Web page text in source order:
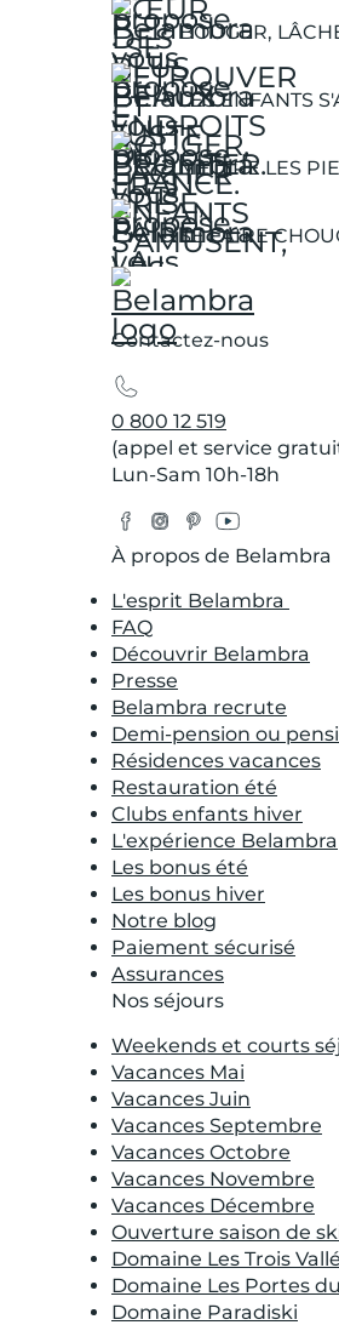
BOUGER,
LES ENFANTS
METTRE LES
SE FAIRE
Contactez-nous
0 800 12 519
(appel et service
Lun-Sam 10h-18h
Facebook
Instagram
Pinterest
YouTube
À propos de Belambra
L'esprit Belambra
FAQ
Découvrir Belambra
Presse
Belambra recrute
Demi-pension ou
Résidences vacances
Restauration été
Clubs enfants hiver
L'expérience Belambra
Les bonus été
Les bonus hiver
Notre blog
Paiement sécurisé
Assurances
Nos séjours
Weekends et courts
Vacances Mai
Vacances Juin
Vacances Septembre
Vacances Octobre
Vacances Novembre
Vacances Décembre
Ouverture saison de
Domaine Les Trois
Domaine Les Portes
Domaine Paradiski